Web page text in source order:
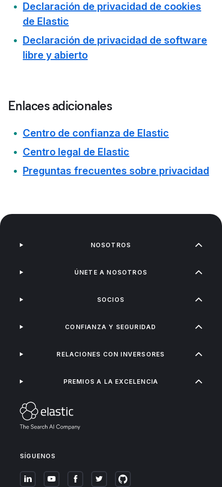
Declaración de privacidad de cookies
de Elastic
Declaración de privacidad de software
libre y abierto
Enlaces adicionales
Centro de confianza de Elastic
Centro legal de Elastic
Preguntas frecuentes sobre privacidad
SÍGUENOS
NOSOTROS
ÚNETE A NOSOTROS
SOCIOS
CONFIANZA Y SEGURIDAD
RELACIONES CON INVERSORES
PREMIOS A LA EXCELENCIA